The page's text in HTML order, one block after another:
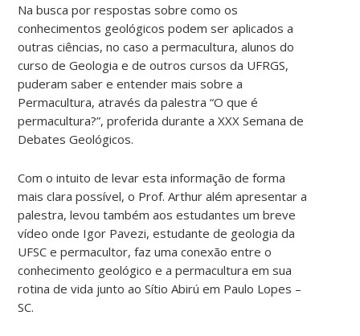
Na busca por respostas sobre como os
conhecimentos geológicos podem ser aplicados a
outras ciências, no caso a permacultura, alunos do
curso de Geologia e de outros cursos da UFRGS,
puderam saber e entender mais sobre a
Permacultura, através da palestra “O que é
permacultura?”, proferida durante a XXX Semana de
Debates Geológicos.
Com o intuito de levar esta informação de forma
mais clara possível, o Prof. Arthur além apresentar a
palestra, levou também aos estudantes um breve
vídeo onde Igor Pavezi, estudante de geologia da
UFSC e permacultor, faz uma conexão entre o
conhecimento geológico e a permacultura em sua
rotina de vida junto ao Sítio Abirú em Paulo Lopes –
SC.